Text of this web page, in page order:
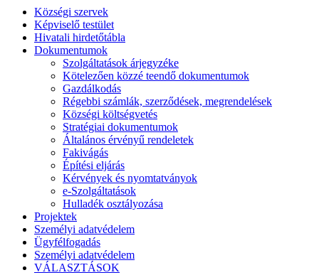
Községi szervek
Képviselő testület
Hivatali hirdetőtábla
Dokumentumok
Szolgáltatások árjegyzéke
Kötelezően közzé teendő dokumentumok
Gazdálkodás
Régebbi számlák, szerződések, megrendelések
Községi költségvetés
Stratégiai dokumentumok
Általános érvényű rendeletek
Fakivágás
Építési eljárás
Kérvények és nyomtatványok
e-Szolgáltatások
Hulladék osztályozása
Projektek
Személyi adatvédelem
Ügyfélfogadás
Személyi adatvédelem
VÁLASZTÁSOK